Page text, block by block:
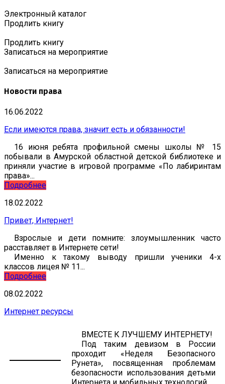
Электронный каталог
Продлить книгу
Продлить книгу
Записаться на мероприятие
Записаться на мероприятие
Новости права
16.06.2022
Если имеются права, значит есть и обязанности!
16 июня ребята профильной смены школы № 15
побывали в Амурской областной детской библиотеке и
приняли участие в игровой программе «По лабиринтам
права»...
Подробнее
18.02.2022
Привет, Интернет!
Взрослые и дети помните: злоумышленник часто
расставляет в Интернете сети!
Именно к такому выводу пришли ученики 4-х
классов лицея № 11...
Подробнее
08.02.2022
Интернет ресурсы
ВМЕСТЕ К ЛУЧШЕМУ ИНТЕРНЕТУ!
Под таким девизом в России
проходит «Неделя Безопасного
Рунета», посвященная проблемам
безопасности использования детьми
Интернета и мобильных технологий.